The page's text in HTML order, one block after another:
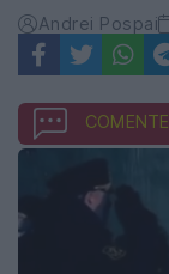
Andrei Pospai